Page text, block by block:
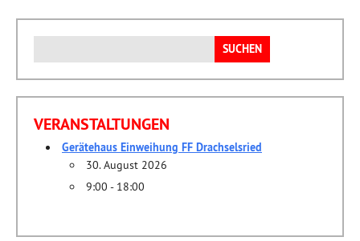
nach:
VERANSTALTUNGEN
Gerätehaus Einweihung FF Drachselsried
30. August 2026
9:00 - 18:00